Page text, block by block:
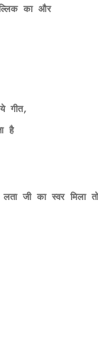
का और
गीत,
है
जी का स्वर मिला